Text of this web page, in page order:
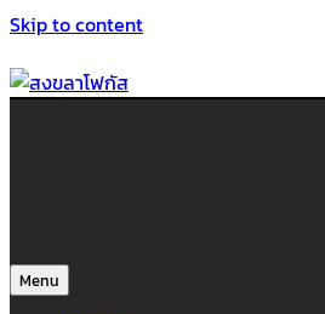
Skip to content
Menu